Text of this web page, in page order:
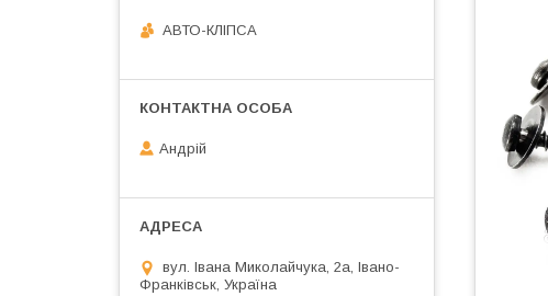
АВТО-КЛІПСА
Андрій
вул. Івана Миколайчука, 2а, Івано-
Франківськ, Україна